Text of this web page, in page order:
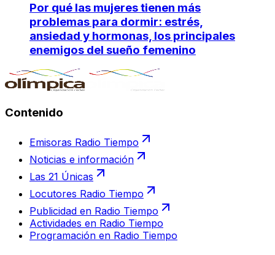
Por qué las mujeres tienen más
problemas para dormir: estrés,
ansiedad y hormonas, los principales
enemigos del sueño femenino
Contenido
Emisoras Radio Tiempo
Noticias e información
Las 21 Únicas
Locutores Radio Tiempo
Publicidad en Radio Tiempo
Actividades en Radio Tiempo
Programación en Radio Tiempo